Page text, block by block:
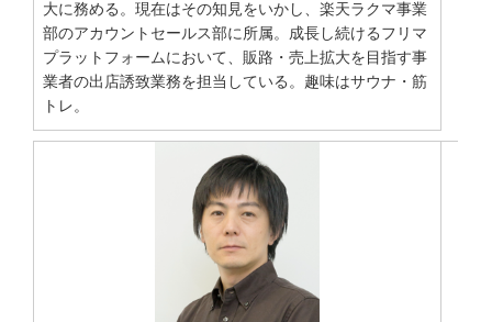
大に務める。現在はその知見をいかし、楽天ラクマ事業
部のアカウントセールス部に所属。成長し続けるフリマ
プラットフォームにおいて、販路・売上拡大を目指す事
業者の出店誘致業務を担当している。趣味はサウナ・筋
トレ。